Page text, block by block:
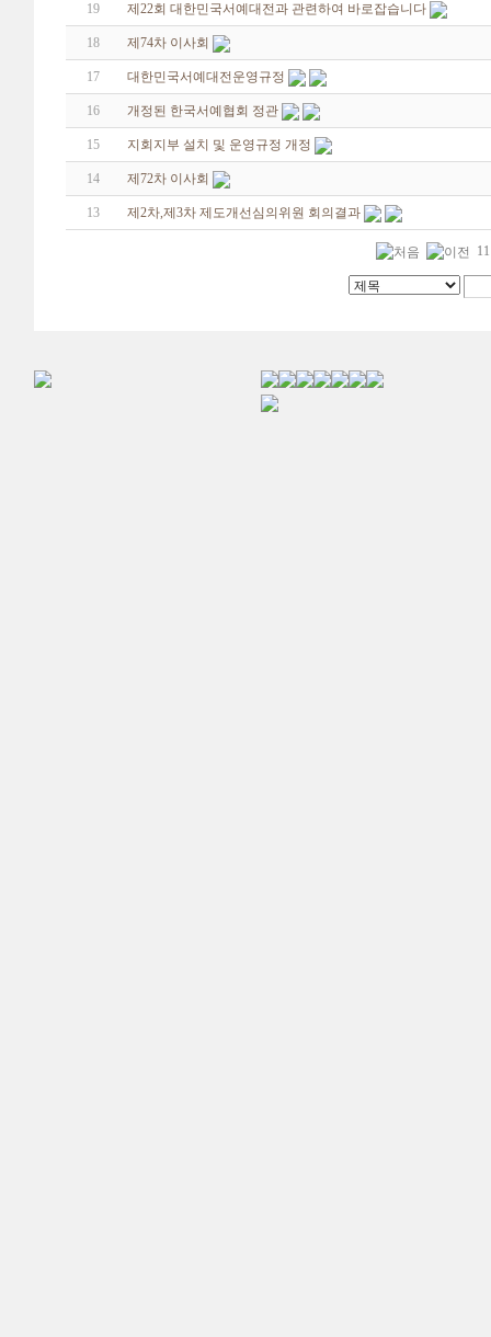
19 제22회 대한민국서예대전과 관련하여 바로잡습니다
18 제74차 이사회
17 대한민국서예대전운영규정
16 개정된 한국서예협회 정관
15 지회지부 설치 및 운영규정 개정
14 제72차 이사회
13 제2차,제3차 제도개선심의위원 회의결과
11